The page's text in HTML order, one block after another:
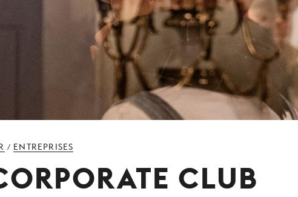
/ ENTREPRISES
CLUB